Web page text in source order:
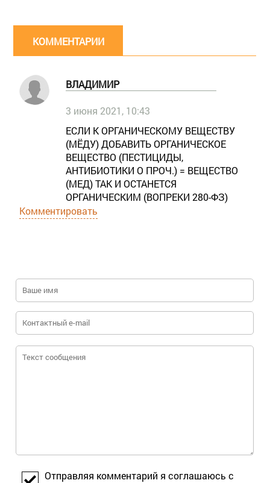
КОММЕНТАРИИ
ВЛАДИМИР
3 июня 2021, 10:43
ЕСЛИ К ОРГАНИЧЕСКОМУ ВЕЩЕСТВУ
(МЁДУ) ДОБАВИТЬ ОРГАНИЧЕСКОЕ
ВЕЩЕСТВО (ПЕСТИЦИДЫ,
АНТИБИОТИКИ О ПРОЧ.) = ВЕЩЕСТВО
(МЕД) ТАК И ОСТАНЕТСЯ
ОРГАНИЧЕСКИМ (ВОПРЕКИ 280-ФЗ)
Комментировать
Отправляя комментарий я соглашаюсь с